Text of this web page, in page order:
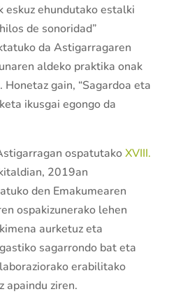
eskuz ehundutako estalki
de sonoridad”
da Astigarragaren
aldeko praktika onak
gain, “Sagardoa eta
ikusgai egongo da
ospatutakoXVIII.
2019an
den Emakumearen
ospakizunerako lehen
aurketuz eta
sagarrondo bat eta
erabilitako
apaindu ziren.